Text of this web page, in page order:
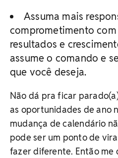
Assuma mais
comprometimento com
resultados e
assume o comando e
que você deseja.
Não dá pra ficar
as oportunidades de ano
mudança de calendário
pode ser um ponto de
fazer diferente. Então me